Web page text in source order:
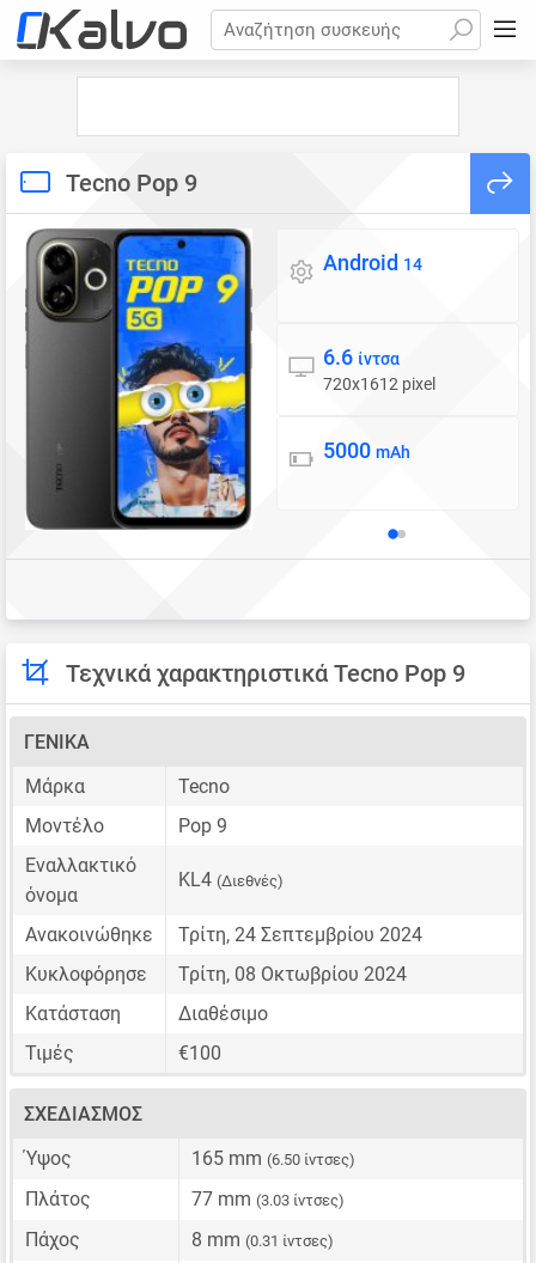
Αναζήτηση συσκευής
Tecno Pop 9
Λειτουργικό σύστημα
Android 14
Οθόνη
6.6 ίντσα
720x1612 pixel
Μπαταρία
5000 mAh
Τεχνικά χαρακτηριστικά Tecno Pop 9
ΓΕΝΙΚΆ
Μάρκα
Tecno
Μοντέλο
Pop 9
Εναλλακτικό
όνομα
KL4 (Διεθνές)
Ανακοινώθηκε
Τρίτη, 24 Σεπτεμβρίου 2024
Κυκλοφόρησε
Τρίτη, 08 Οκτωβρίου 2024
Κατάσταση
Διαθέσιμο
Τιμές
€100
ΣΧΕΔΙΑΣΜΌΣ
Ύψος
165 mm (6.50 ίντσες)
Πλάτος 77 mm (3.03 ίντσες)
Πάχος 8 mm (0.31 ίντσες)